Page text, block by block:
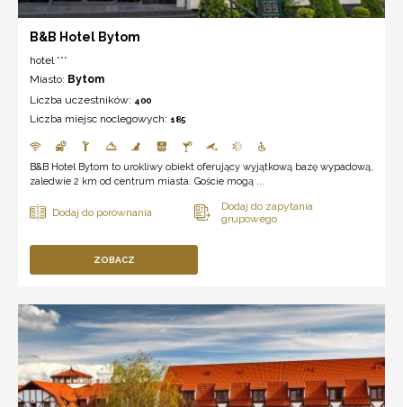
B&B Hotel Bytom
hotel ***
Miasto: Bytom
Liczba uczestników: 400
Liczba miejsc noclegowych: 185
B&B Hotel Bytom to urokliwy obiekt oferujący wyjątkową bazę wypadową,
zaledwie 2 km od centrum miasta. Goście mogą ...
ZOBACZ